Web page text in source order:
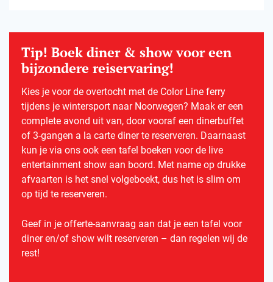
Tip! Boek diner & show voor een
bijzondere reiservaring!
Kies je voor de overtocht met de Color Line ferry
tijdens je wintersport naar Noorwegen? Maak er een
complete avond uit van, door vooraf een dinerbuffet
of 3-gangen a la carte diner te reserveren. Daarnaast
kun je via ons ook een tafel boeken voor de live
entertainment show aan boord. Met name op drukke
afvaarten is het snel volgeboekt, dus het is slim om
op tijd te reserveren.
Geef in je offerte-aanvraag aan dat je een tafel voor
diner en/of show wilt reserveren – dan regelen wij de
rest!